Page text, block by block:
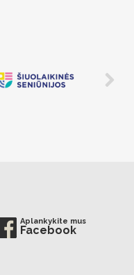
Aplankykite mus
Facebook